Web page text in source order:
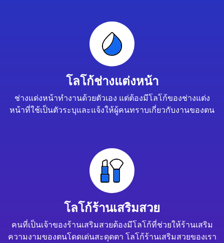
โลโก้ช่างแต่งหน้า
ช่างแต่งหน้าทำงานด้วยตัวเอง แต่ต้องมีโลโก้ของช่างแต่ง
หน้าที่ใช้เป็นตัวระบุและแจ้งให้ผู้คนทราบเกี่ยวกับงานของตน
โลโก้ร้านเสริมสวย
คนที่เป็นเจ้าของร้านเสริมสวยต้องมีโลโก้ที่ช่วยให้ร้านเสริม
ความงามของตนโดดเด่นสะดุดตา โลโก้ร้านเสริมสวยของเรา